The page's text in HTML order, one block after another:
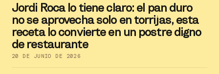
Jordi Roca lo tiene claro: el pan duro
no se aprovecha solo en torrijas, esta
receta lo convierte en un postre digno
de restaurante
20 DE JUNIO DE 2026